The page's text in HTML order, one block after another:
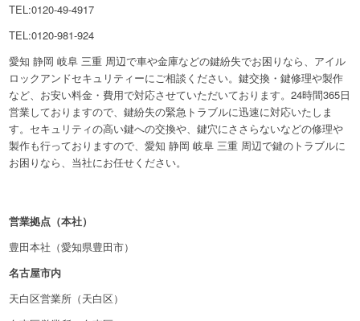
TEL:0120-49-4917
TEL:0120-981-924
愛知 静岡 岐阜 三重 周辺で車や金庫などの鍵紛失でお困りなら、アイル
ロックアンドセキュリティーにご相談ください。鍵交換・鍵修理や製作
など、お安い料金・費用で対応させていただいております。24時間365日
営業しておりますので、鍵紛失の緊急トラブルに迅速に対応いたしま
す。セキュリティの高い鍵への交換や、鍵穴にささらないなどの修理や
製作も行っておりますので、愛知 静岡 岐阜 三重 周辺で鍵のトラブルに
お困りなら、当社にお任せください。
営業拠点（本社）
豊田本社（愛知県豊田市）
名古屋市内
天白区営業所（天白区）